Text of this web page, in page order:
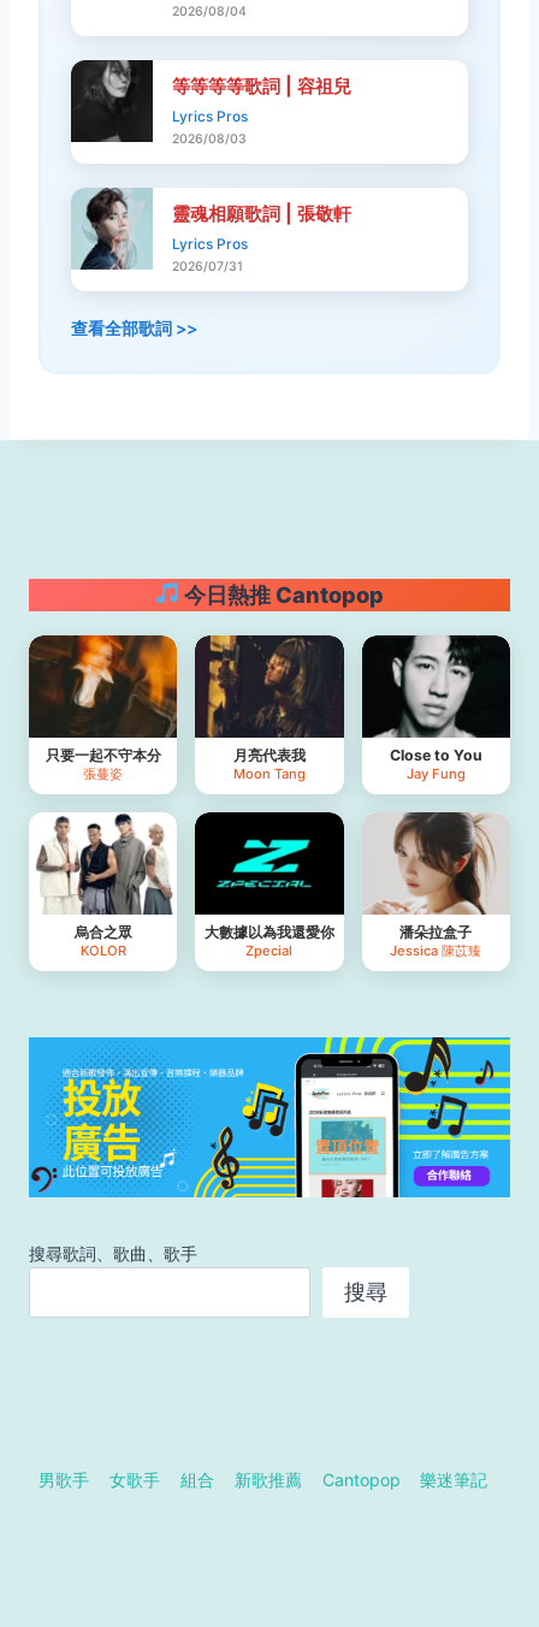
2026/08/04
等等等等歌詞 | 容祖兒
Lyrics Pros
2026/08/03
靈魂相願歌詞 | 張敬軒
Lyrics Pros
2026/07/31
查看全部歌詞 >>
今日熱推 Cantopop
只要一起不守本分
張蔓姿
月亮代表我
Moon Tang
Close to You
Jay Fung
烏合之眾
KOLOR
大數據以為我還愛你
Zpecial
潘朵拉盒子
Jessica 陳苡臻
搜尋歌詞、歌曲、歌手
搜尋
男歌手 女歌手 組合 新歌推薦 Cantopop 樂迷筆記